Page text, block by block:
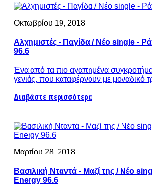
Οκτωβρίου 19, 2018
Αλχημιστές - Παγίδα / Νέο single -
96.6
Ένα από τα πιο αγαπημένα
γενιάς, που καταφέρνουν με μοναδικό
Διαβάστε περισσότερα
Μαρτίου 28, 2018
Βασιλική Νταντά - Μαζί της / Νέο
Energy 96.6